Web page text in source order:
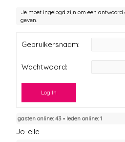
Je moet ingelogd zijn om een
geven.
Gebruikersnaam:
Wachtwoord:
Log In
gasten online: 43 ▪︎ leden online: 1
Jo-elle